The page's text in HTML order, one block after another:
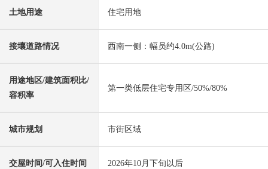
土地用途 住宅用地
接壤道路情况 西南一侧：幅员约4.0m(公路)
用途地区/建筑面积比/
容积率
第一类低层住宅专用区/50%/80%
城市规划 市街区域
交屋时间/可入住时间 2026年10月下旬以后